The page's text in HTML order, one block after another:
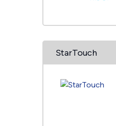
StarTouch